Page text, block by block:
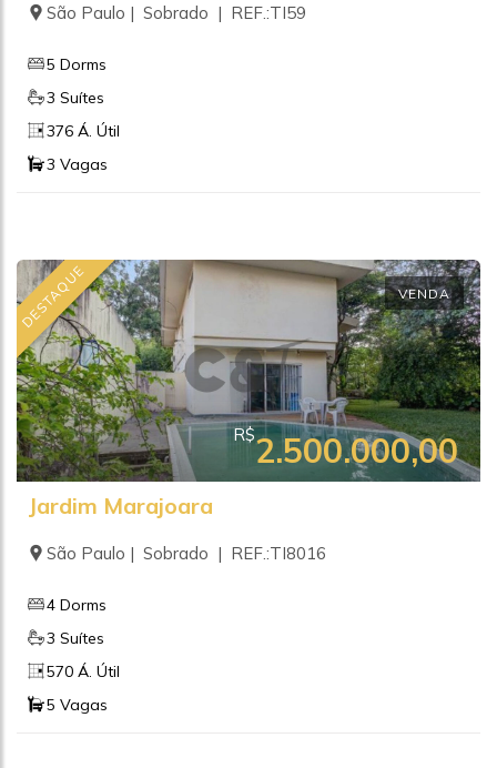
São Paulo | Sobrado | REF.:TI59
5 Dorms
3 Suítes
376 Á. Útil
3 Vagas
DESTAQUE VENDA
R$2.500.000,00
Jardim Marajoara
São Paulo | Sobrado | REF.:TI8016
4 Dorms
3 Suítes
570 Á. Útil
5 Vagas